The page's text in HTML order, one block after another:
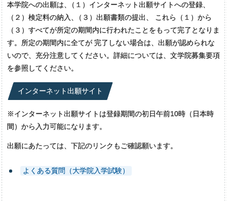
本学院への出願は、 （１）インターネット出願サイトへの登録、
（２）検定料の納入、
（３）出願書類の提出、 これら（１）から
（３）すべてが所定の期間内に行われたことをもって完了となりま
す。所定の期間内に全てが 完了しない場合は、出願が認められな
いので、充分注意してください。詳細については、文学院募集要項
を参照してください。
インターネット出願サイト
※インターネット出願サイトは登録期間の初日午前10時（日本時
間）から入力可能になります。
出願にあたっては、下記のリンクもご確認願います。
よくある質問（大学院入学試験）